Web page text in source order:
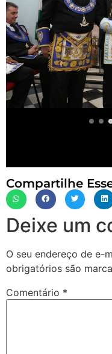
Compartilhe
Deixe um
O seu endereço de e-
obrigatórios são
Comentário *